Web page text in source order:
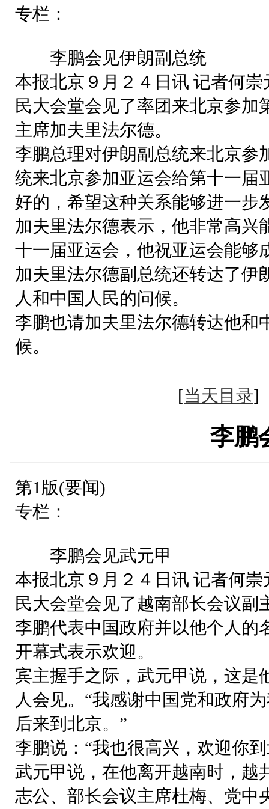
专栏：
李鹏会见伊朗副总统
本报北京９月２４日讯 记者何
民大会堂会见了率团来北京参
主席加夫里法尔德。
李鹏总理对伊朗副总统来北京参
统来北京参加亚运会给第十一届
好的，希望这种关系能够进一步
加夫里法尔德表示，他非常高兴
十一届亚运会，他祝亚运会能够
加夫里法尔德副总统还转达了伊
人和中国人民的问候。
李鹏也请加夫里法尔德转达他和
候。
[当天目录
李鹏
第1版(要闻)
专栏：
李鹏会见武元甲
本报北京９月２４日讯 记者何
民大会堂会见了越南部长会议副
李鹏代表中国政府并以他个人的
开幕式表示欢迎。
宾主握手之际，武元甲说，这是
人会见。“我感谢中国党和政府
后来到北京。”
李鹏说：“我也很高兴，欢迎你
武元甲说，在他离开越南时，越
志公、部长会议主席杜梅、党中